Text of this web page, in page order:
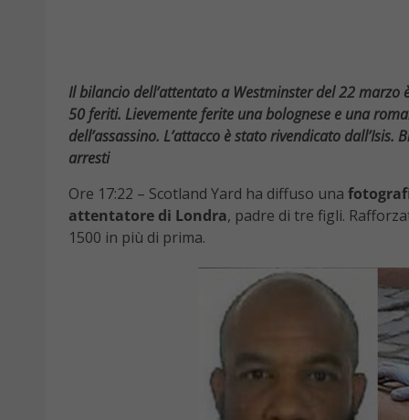
Il bilancio dell’attentato a Westminster del 22
50 feriti. Lievemente ferite una bolognese e una
dell’assassino. L’attacco è stato rivendicato
arresti
Ore 17:22 – Scotland Yard ha diffuso una
attentatore di Londra, padre di tre figli.
1500 in più di prima.